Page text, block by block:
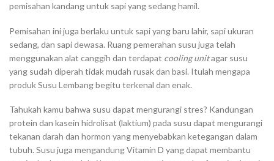
pemisahan kandang untuk sapi yang sedang hamil.
Pemisahan ini juga berlaku untuk sapi yang baru lahir, sapi ukuran
sedang, dan sapi dewasa. Ruang pemerahan susu juga telah
menggunakan alat canggih dan terdapat cooling unitagar susu
yang sudah diperah tidak mudah rusak dan basi. Itulah mengapa
produk Susu Lembang begitu terkenal dan enak.
Tahukah kamu bahwa susu dapat mengurangi stres? Kandungan
protein dan kasein hidrolisat (laktium) pada susu dapat mengurangi
tekanan darah dan hormon yang menyebabkan ketegangan dalam
tubuh. Susu juga mengandung Vitamin D yang dapat membantu